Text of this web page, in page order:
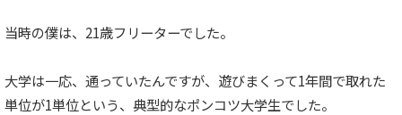
当時の僕は、21歳フリーターでした。
大学は一応、通っていたんですが、遊びまくって1年間で取れた
単位が1単位という、典型的なポンコツ大学生でした。